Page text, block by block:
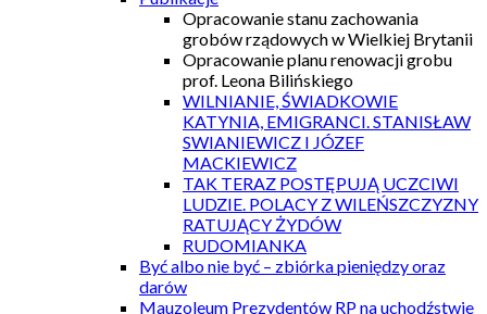
Opracowanie stanu zachowania
grobów rządowych w Wielkiej Brytanii
Opracowanie planu renowacji grobu
prof. Leona Bilińskiego
WILNIANIE, ŚWIADKOWIE
KATYNIA, EMIGRANCI. STANISŁAW
SWIANIEWICZ I JÓZEF
MACKIEWICZ
TAK TERAZ POSTĘPUJĄ UCZCIWI
LUDZIE. POLACY Z WILEŃSZCZYZNY
RATUJĄCY ŻYDÓW
RUDOMIANKA
Być albo nie być – zbiórka pieniędzy oraz
darów
Mauzoleum Prezydentów RP na uchodźstwie